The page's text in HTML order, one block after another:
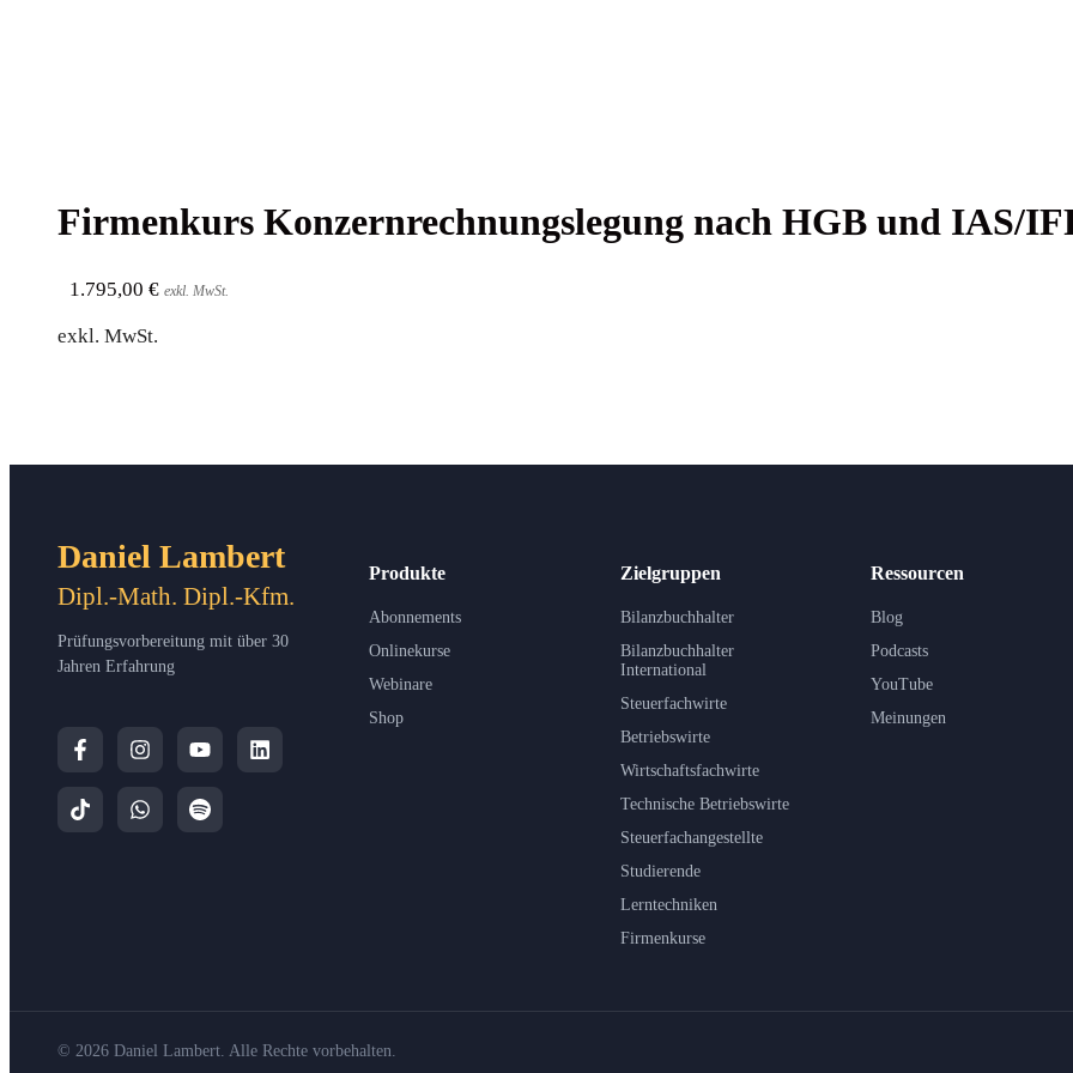
Fir­men­kurs Kon­zern­rech­nungs­le­gung nach HGB und IAS/
1.795,00 € exkl. MwSt.
exkl. MwSt.
Daniel Lambert
Dipl.-Math. Dipl.-Kfm.
Prüfungsvorbereitung mit über 30
Jahren Erfahrung
Produkte
Abonnements
Onlinekurse
Webinare
Shop
Zielgruppen
Bilanzbuchhalter
Bilanzbuchhalter
International
Steuerfachwirte
Betriebswirte
Wirtschaftsfachwirte
Technische Betriebswirte
Steuerfachangestellte
Studierende
Lerntechniken
Firmenkurse
Ressourcen
Blog
Podcasts
YouTube
Meinungen
© 2026 Daniel Lambert. Alle Rechte vorbehalten.